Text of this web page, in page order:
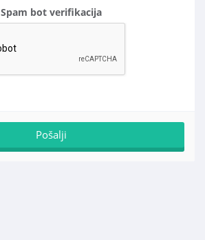
Spam bot verifikacija